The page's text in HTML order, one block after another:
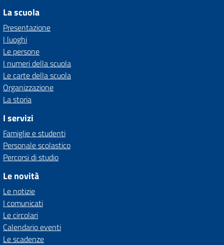
La scuola
Presentazione
I luoghi
Le persone
I numeri della scuola
Le carte della scuola
Organizzazione
La storia
I servizi
Famiglie e studenti
Personale scolastico
Percorsi di studio
Le novità
Le notizie
I comunicati
Le circolari
Calendario eventi
Le scadenze